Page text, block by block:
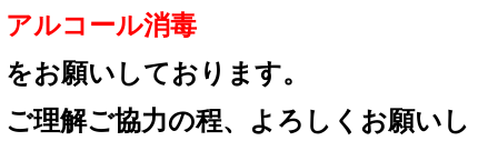
アルコール消毒
をお願いしております。
ご理解ご協力の程、
よろしくお願いし